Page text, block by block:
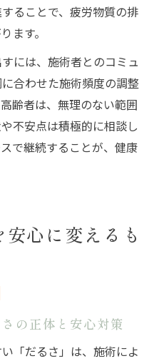
ることで、疲労物質の排
ます。
には、施術者とのコミュ
合わせた施術頻度の調整
齢者は、無理のない範囲
不安点は積極的に相談し
で継続することが、健康
心に変えるも
の正体と安心対策
「だるさ」は、施術によ